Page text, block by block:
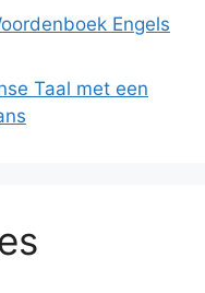
Engels
Taal met een